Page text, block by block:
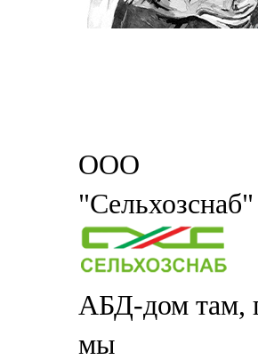
ООО
"Сельхозснаб"
АБД-дом там,
мы